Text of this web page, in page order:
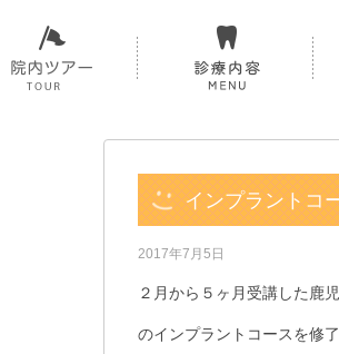
インプラントコ
2017年7月5日
２月から５ヶ月受講した鹿
のインプラントコースを修